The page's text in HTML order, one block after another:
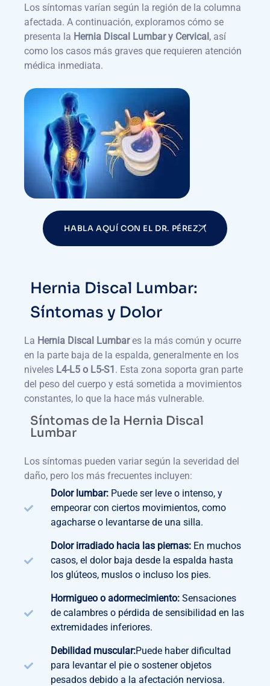
Los síntomas varían según la región de la columna
afectada. A continuación, exploramos cómo se
presenta la Hernia Discal Lumbar y Cervical , así
como los casos más graves que requieren atención
médica inmediata.
HABLA AQUÍ CON EL DR. PÉREZ
Hernia Discal Lumbar:
Síntomas y Dolor
La Hernia Discal Lumbares la más común y ocurre
en la parte baja de la espalda, generalmente en los
niveles L4-L5 o L5-S1 . Esta zona soporta gran parte
del peso del cuerpo y está sometida a movimientos
constantes, lo que la hace más vulnerable.
Síntomas de la Hernia Discal
Lumbar
Los síntomas pueden variar según la severidad del
daño, pero los más frecuentes incluyen:
Dolor lumbar:Puede ser leve o intenso, y
empeorar con ciertos movimientos, como
agacharse o levantarse de una silla.
Dolor irradiado hacia las piernas: En muchos
casos, el dolor baja desde la espalda hasta
los glúteos, muslos o incluso los pies.
Hormigueo o adormecimiento: Sensaciones
de calambres o pérdida de sensibilidad en las
extremidades inferiores.
Debilidad muscular:Puede haber dificultad
para levantar el pie o sostener objetos
pesados debido a la afectación nerviosa.